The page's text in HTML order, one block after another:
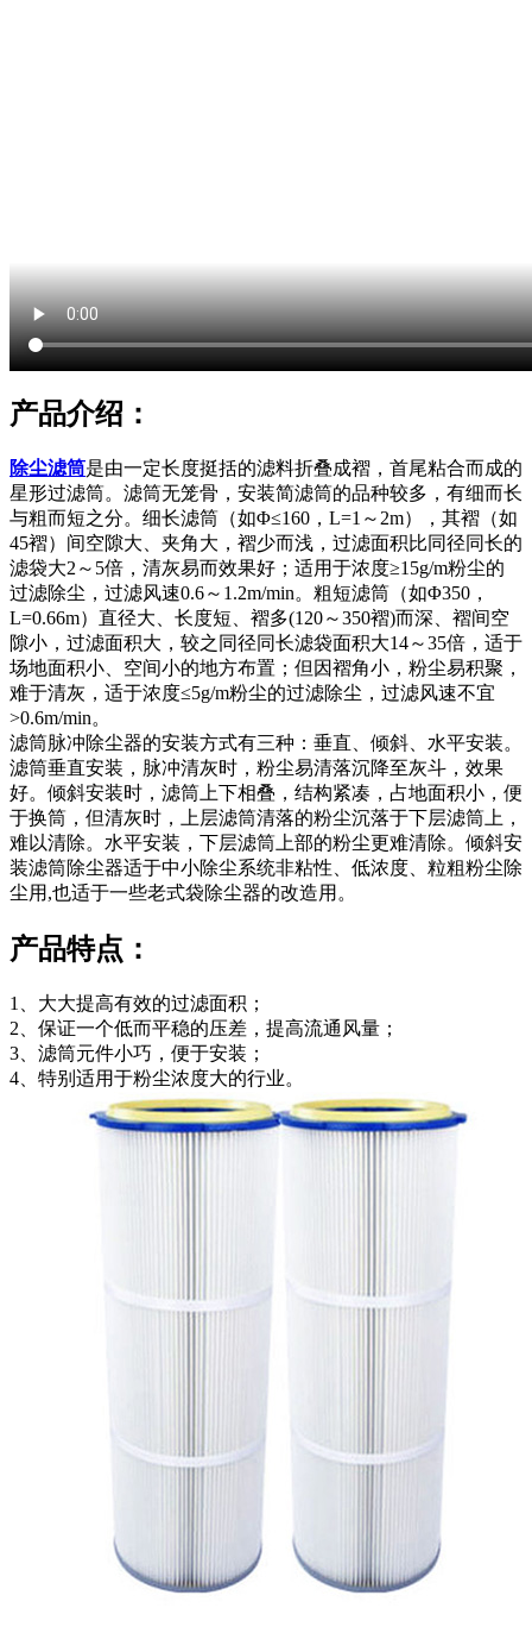
产品介绍：
除尘滤筒是由一定长度挺括的滤料折叠成褶，首尾粘合而成的
星形过滤筒。滤筒无笼骨，安装简滤筒的品种较多，有细而长
与粗而短之分。细长滤筒（如Φ≤160，L=1～2m），其褶（如
45褶）间空隙大、夹角大，褶少而浅，过滤面积比同径同长的
滤袋大2～5倍，清灰易而效果好；适用于浓度≥15g/m粉尘的
过滤除尘，过滤风速0.6～1.2m/min。粗短滤筒（如Φ350，
L=0.66m）直径大、长度短、褶多(120～350褶)而深、褶间空
隙小，过滤面积大，较之同径同长滤袋面积大14～35倍，适于
场地面积小、空间小的地方布置；但因褶角小，粉尘易积聚，
难于清灰，适于浓度≤5g/m粉尘的过滤除尘，过滤风速不宜
>0.6m/min。
滤筒脉冲除尘器的安装方式有三种：垂直、倾斜、水平安装。
滤筒垂直安装，脉冲清灰时，粉尘易清落沉降至灰斗，效果
好。倾斜安装时，滤筒上下相叠，结构紧凑，占地面积小，便
于换筒，但清灰时，上层滤筒清落的粉尘沉落于下层滤筒上，
难以清除。水平安装，下层滤筒上部的粉尘更难清除。倾斜安
装滤筒除尘器适于中小除尘系统非粘性、低浓度、粒粗粉尘除
尘用,也适于一些老式袋除尘器的改造用。
产品特点：
1、大大提高有效的过滤面积；
2、保证一个低而平稳的压差，提高流通风量；
3、滤筒元件小巧，便于安装；
4、特别适用于粉尘浓度大的行业。